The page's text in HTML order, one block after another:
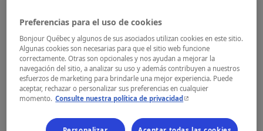
¡En todas las regiones!!
Preferencias para el uso de cookies
Bonjour Québec y algunos de sus asociados utilizan cookies en este sitio.
Algunas cookies son necesarias para que el sitio web funcione
correctamente. Otras son opcionales y nos ayudan a mejorar la
navegación del sitio, a analizar su uso y además contribuyen a nuestros
esfuerzos de marketing para brindarle una mejor experiencia. Puede
aceptar, rechazar o personalizar sus preferencias en cualquier
momento. Consulte nuestra política de privacidad- Este hipervínculo se